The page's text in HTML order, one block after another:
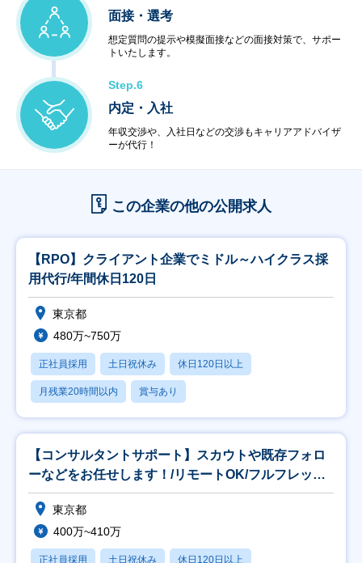
面接・選考
想定質問の提示や模擬面接などの面接対策で、サポー
トいたします。
Step.6
内定・入社
年収交渉や、入社日などの交渉もキャリアアドバイザ
ーが代行！
この企業の他の公開求人
【RPO】クライアント企業でミドル～ハイクラス採
用代行/年間休日120日
東京都
480万~750万
正社員採用 土日祝休み 休日120日以上
月残業20時間以内 賞与あり
【コンサルタントサポート】スカウトや既存フォロ
ーなどをお任せします！/リモートOK/フルフレック
ス
東京都
400万~410万
正社員採用 土日祝休み 休日120日以上